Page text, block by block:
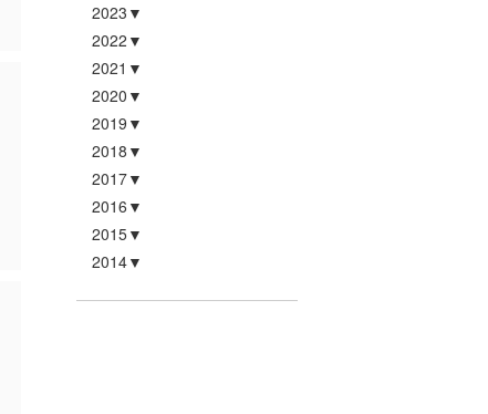
2023
2022
2021
2020
2019
2018
2017
2016
2015
2014